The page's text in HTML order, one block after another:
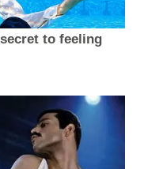
to feeling